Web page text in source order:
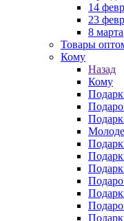
14
23
8 марта
Товары
Кому
Назад
Кому